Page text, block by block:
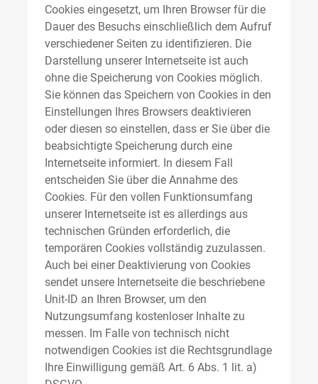
Cookies eingesetzt, um Ihren Browser für die
Dauer des Besuchs einschließlich dem Aufruf
verschiedener Seiten zu identifizieren. Die
Darstellung unserer Internetseite ist auch
ohne die Speicherung von Cookies möglich.
Sie können das Speichern von Cookies in den
Einstellungen Ihres Browsers deaktivieren
oder diesen so einstellen, dass er Sie über die
beabsichtigte Speicherung durch eine
Internetseite informiert. In diesem Fall
entscheiden Sie über die Annahme des
Cookies. Für den vollen Funktionsumfang
unserer Internetseite ist es allerdings aus
technischen Gründen erforderlich, die
temporären Cookies vollständig zuzulassen.
Auch bei einer Deaktivierung von Cookies
sendet unsere Internetseite die beschriebene
Unit-ID an Ihren Browser, um den
Nutzungsumfang kostenloser Inhalte zu
messen. Im Falle von technisch nicht
notwendigen Cookies ist die Rechtsgrundlage
Ihre Einwilligung gemäß Art. 6 Abs. 1 lit. a)